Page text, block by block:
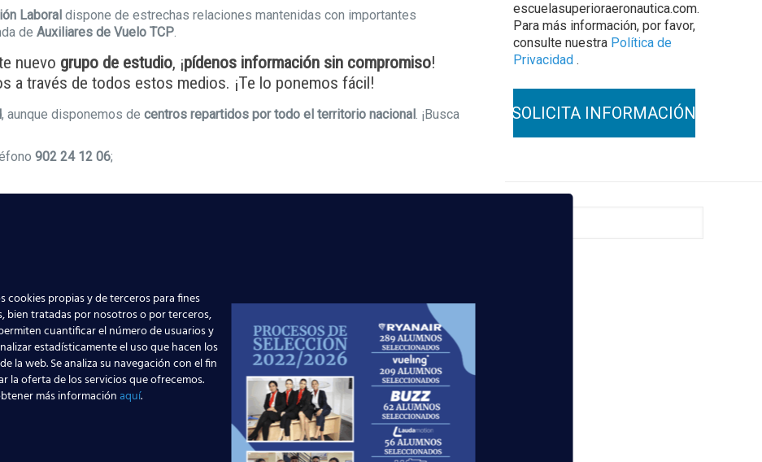
Laboraldispone de estrechas relaciones mantenidas con importantes
deAuxiliares de Vuelo TCP.
nuevo grupo de estudio, ¡pídenos información sin compromiso!
a través de todos estos medios. ¡Te lo ponemos fácil!
, aunque disponemos decentros repartidos por todo el territorio nacional. ¡Busca
902 24 12 06;
escuelasuperioraeronautica.com.
Para más información, por favor,
consulte nuestra Política de
Privacidad .
cookies propias y de terceros para fines
bien tratadas por nosotros o por terceros,
cuantificar el número de usuarios y
estadísticamente el uso que hacen los
la web. Se analiza su navegación con el fin
la oferta de los servicios que ofrecemos.
más informaciónaquí.